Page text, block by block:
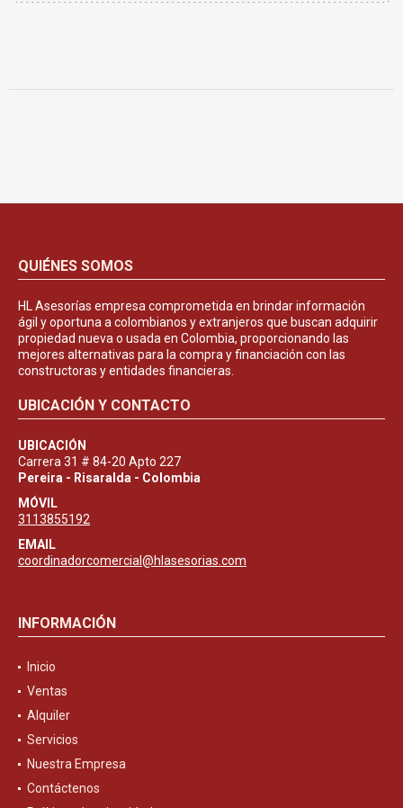
QUIÉNES SOMOS
HL Asesorías empresa comprometida en brindar información
ágil y oportuna a colombianos y extranjeros que buscan adquirir
propiedad nueva o usada en Colombia, proporcionando las
mejores alternativas para la compra y financiación con las
constructoras y entidades financieras.
UBICACIÓN Y CONTACTO
UBICACIÓN
Carrera 31 # 84-20 Apto 227
Pereira - Risaralda - Colombia
MÓVIL
3113855192
EMAIL
coordinadorcomercial@hlasesorias.com
INFORMACIÓN
Inicio
Ventas
Alquiler
Servicios
Nuestra Empresa
Contáctenos